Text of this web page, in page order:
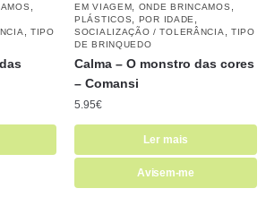
TIPO
EM VIAGEM
ONDE BRINCAMOS
PLÁSTICOS POR IDADE
SOCIALIZAÇÃO / TOLERÂNCIA
TIPO
DE BRINQUEDO
Calma – O monstro das cores
– Comansi
5.95€
Ler mais
Avisem-me